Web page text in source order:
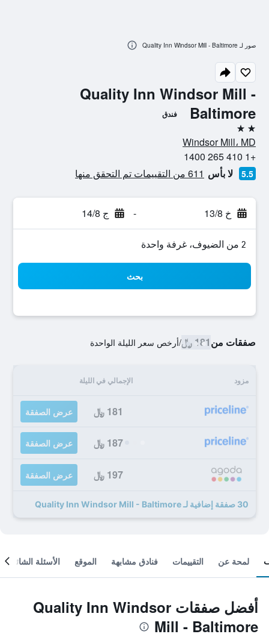
Quality Inn Windsor Mill -
Baltimore
فندق
2 نجمتين
Windsor Mill، MD
+1 410 265 1400
5.5 لا بأس 611 من التقييمات تم التحقق منها
خ 13/8 - ج 14/8
2 من الضيوف، غرفة واحدة
بحث
صفقات من181 ﷼ /أرخص سعر الليلة الواحدة
مزود الإجمالي في الليلة
181 ﷼ عرض الصفقة
187 ﷼ عرض الصفقة
197 ﷼ عرض الصفقة
30 صفقة إضافية لـ Quality Inn Windsor Mill - Baltimore
صور لـ Quality Inn Windsor Mill - Baltimore
لمحة عن التقييمات فنادق مشابهة الموقع الأسئلة الشائعة
أفضل صفقات Quality Inn Windsor
Mill - Baltimore